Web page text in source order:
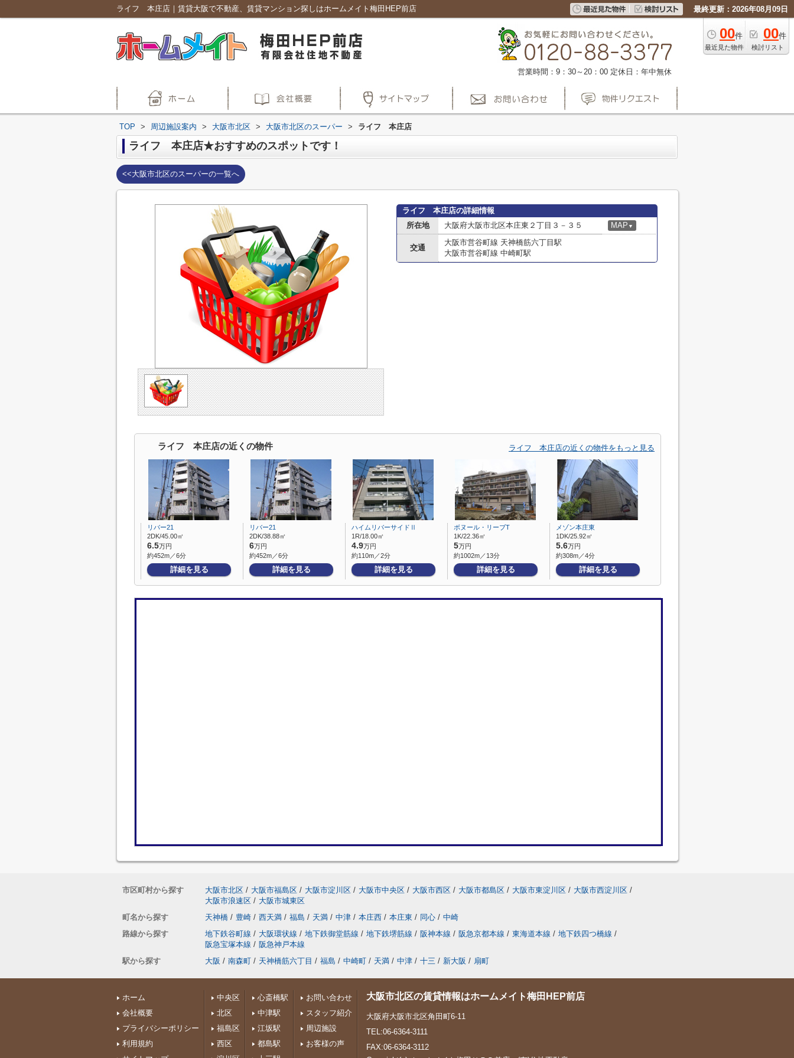
ライフ 本庄店｜賃貸大阪で不動産、賃貸マンション探しはホームメイト梅田HEP前店 最終更新：2026年08月09日
00件
最近見た物件
00件
検討リスト
営業時間：9：30～20：00 定休日：年中無休
TOP > 周辺施設案内 > 大阪市北区 > 大阪市北区のスーパー > ライフ 本庄店
ライフ 本庄店★おすすめのスポットです！
<<大阪市北区のスーパーの一覧へ
ライフ 本庄店の詳細情報
所在地
大阪府大阪市北区本庄東２丁目３－３５ MAP ▼
交通
大阪市営谷町線 天神橋筋六丁目駅
大阪市営谷町線 中崎町駅
ライフ 本庄店の近くの物件 ライフ 本庄店の近くの物件をもっと見る
リバー21
2DK/45.00㎡
6.5万円
約452m／6分
詳細を見る
リバー21
2DK/38.88㎡
6万円
約452m／6分
詳細を見る
ハイムリバーサイドⅡ
1R/18.00㎡
4.9万円
約110m／2分
詳細を見る
ボヌール・リーブT
1K/22.36㎡
5万円
約1002m／13分
詳細を見る
メゾン本庄東
1DK/25.92㎡
5.6万円
約308m／4分
詳細を見る
市区町村から探す 大阪市北区 / 大阪市福島区 / 大阪市淀川区 / 大阪市中央区 / 大阪市西区 / 大阪市都島区 / 大阪市東淀川区 / 大阪市西淀川区 /
大阪市浪速区 / 大阪市城東区
町名から探す
天神橋 / 豊崎 / 西天満 / 福島 / 天満 / 中津 / 本庄西 / 本庄東 / 同心 / 中崎
路線から探す
地下鉄谷町線 / 大阪環状線 / 地下鉄御堂筋線 / 地下鉄堺筋線 / 阪神本線 / 阪急京都本線 / 東海道本線 / 地下鉄四つ橋線 /
阪急宝塚本線 / 阪急神戸本線
駅から探す
大阪 / 南森町 / 天神橋筋六丁目 / 福島 / 中崎町 / 天満 / 中津 / 十三 / 新大阪 / 扇町
ホーム
会社概要
プライバシーポリシー
利用規約
中央区
北区
福島区
西区
心斎橋駅
中津駅
江坂駅
都島駅
お問い合わせ
スタッフ紹介
周辺施設
お客様の声
大阪市北区の賃貸情報はホームメイト梅田HEP前店
大阪府大阪市北区角田町6-11
TEL:06-6364-3111
FAX:06-6364-3112